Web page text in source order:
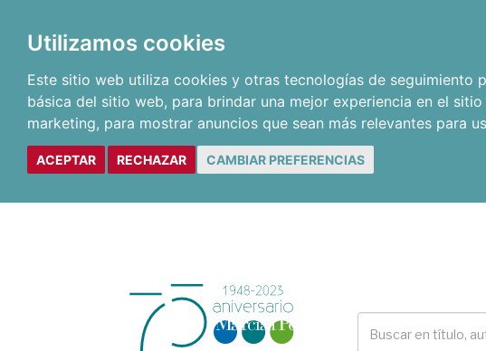
Utilizamos cookies
Este sitio web utiliza cookies y otras tecnologías de seguimiento
básica del sitio web, para brindar una mejor experiencia en el sitio
marketing, para mostrar anuncios que sean más relevantes para
ACEPTAR RECHAZAR CAMBIAR PREFERENCIAS